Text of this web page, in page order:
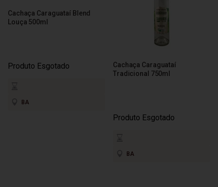
Cachaça Caraguataí Blend
Louça 500ml
Produto Esgotado
BA
Cachaça Caraguataí
Tradicional 750ml
Produto Esgotado
BA